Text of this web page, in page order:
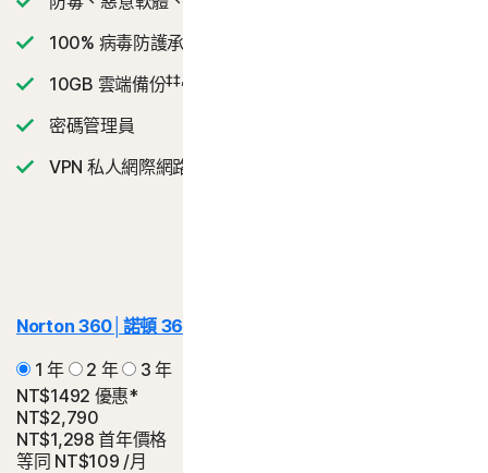
100% 病毒防護承諾
10GB 雲端備份‡‡,4
密碼管理員
VPN 私人網際網路連線
Norton 360│諾頓 360
1 年
2 年
3 年
NT$1492 優惠*
NT$2,790
NT$1,298 首年價格
等同 NT$109 /月